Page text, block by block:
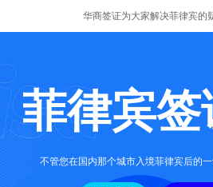
华商签证为大家解决菲律宾的
菲律宾
不管您在国内那个城市入境菲律宾后的